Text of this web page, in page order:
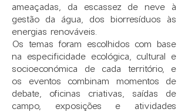
ameaçadas, da escassez de neve à
gestão da água, dos biorresíduos às
energias renováveis.
Os temas foram escolhidos com base
na especificidade ecológica, cultural e
socioeconómica de cada território, e
os eventos combinam momentos de
debate, oficinas criativas, saídas de
campo, exposições e atividades